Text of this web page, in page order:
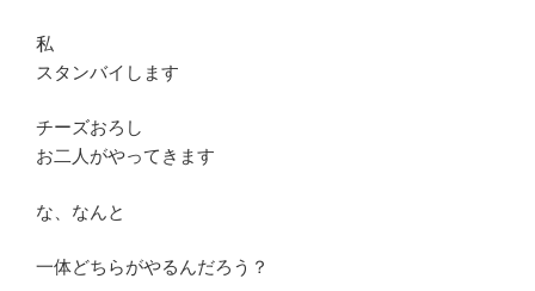
私
スタンバイします
チーズおろし
お二人がやってきます
な、なんと
一体どちらがやるんだろう？